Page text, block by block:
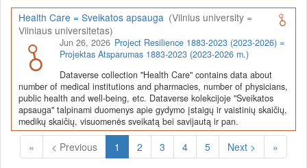
Health Care = Sveikatos apsauga (Vilnius university =
Vilniaus universitetas)
Jun 26, 2026 Project Resilience 1883-2023 (2023-2026) =
Projektas Atsparumas 1883-2023 (2023-2026 m.)
Dataverse collection "Health Care" contains data about
number of medical institutions and pharmacies, number of physicians,
public health and well-being, etc. Dataverse kolekcijoje "Sveikatos
apsauga" talpinami duomenys apie gydymo įstaigų ir vaistinių skaičių,
medikų skaičių, visuomenės sveikatą bei savijautą ir pan.
« < Previous 1 (Current)
2 3 4 5 Next > »